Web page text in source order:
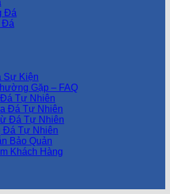
Đá
Đá
Sự Kiện
Gặp – FAQ
Tự Nhiên
Đá Tự Nhiên
Đá Tự Nhiên
Đá Tự Nhiên
Bảo Quản
Khách Hàng